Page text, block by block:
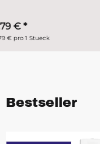
1,79 €
1,79 € pro 1 Stueck
Bestseller